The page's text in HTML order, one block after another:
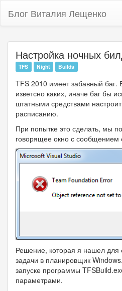
Блог Виталия Лещенко
Настройка ночных
TFS Night Builds
TFS 2010 имеет забавный баг.
изветсно каких, иначе баг бы
штатными средствами
расписанию.
При попытке это сделать, мы
говорящее окно с сообщением
Решение, которая я нашел для
задачи в планировщик
запуске программы
параметрами.